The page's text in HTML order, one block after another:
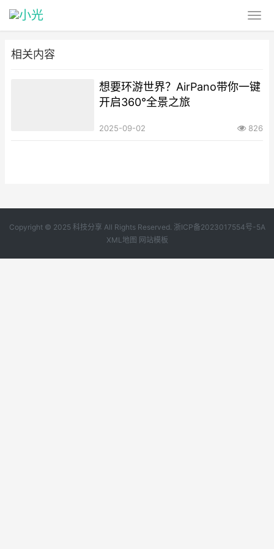
相关内容
想要环游世界？AirPano带你一键
开启360°全景之旅
2025-09-02 826
Copyright © 2025 科技分享 All Rights Reserved. 浙ICP备2023017554号-5A
XML地图 网站模板